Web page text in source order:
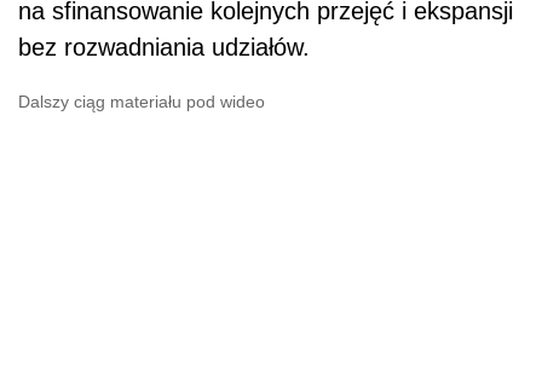
na sfinansowanie kolejnych przejęć i ekspansji
bez rozwadniania udziałów.
Dalszy ciąg materiału pod wideo